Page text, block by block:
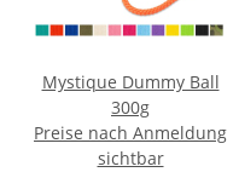
Mystique Dummy Ball
300g
Preise nach Anmeldung
sichtbar